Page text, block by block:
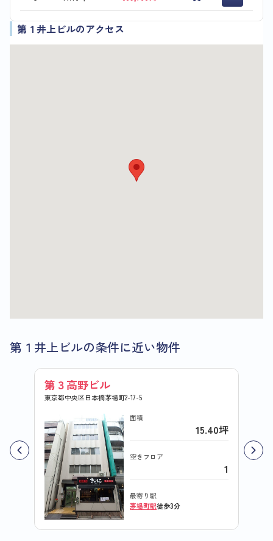
第１井上ビルのアクセス
第１井上ビルの条件に近い物件
第３高野ビル
東京都中央区日本橋茅場町2-17-5
面積
15.40坪
空きフロア
1
最寄り駅
茅場町駅徒歩3分